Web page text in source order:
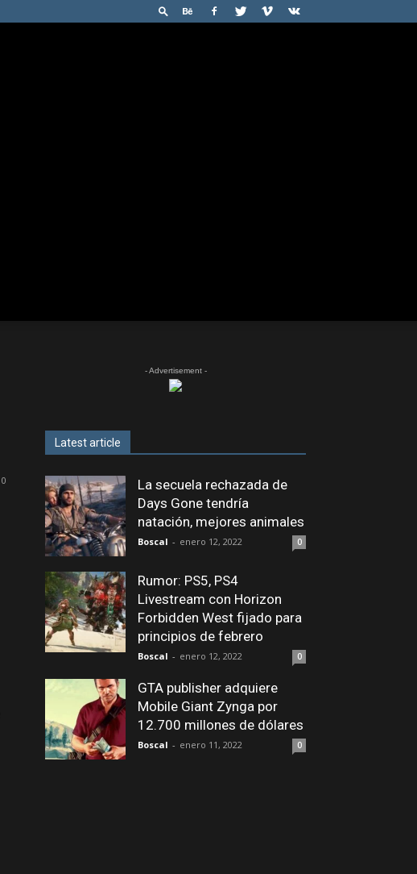
0
- Advertisement -
Latest article
La secuela rechazada de
Days Gone tendría
natación, mejores animales
Boscal - enero 12, 2022 0
Rumor: PS5, PS4
Livestream con Horizon
Forbidden West fijado para
principios de febrero
Boscal - enero 12, 2022 0
GTA publisher adquiere
Mobile Giant Zynga por
12.700 millones de dólares
Boscal - enero 11, 2022 0